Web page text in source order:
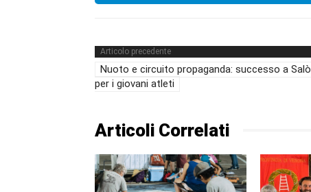
Articolo precedente
Nuoto e circuito propaganda: successo a Salò
per i giovani atleti
Articoli Correlati